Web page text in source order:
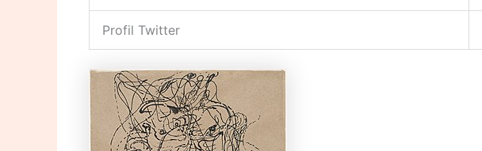
Profil Twitter